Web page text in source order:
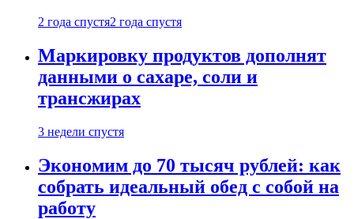
2 года спустя2 года спустя
Маркировку продуктов дополнят
данными о сахаре, соли и
трансжирах
3 недели спустя
Экономим до 70 тысяч рублей: как
собрать идеальный обед с собой на
работу